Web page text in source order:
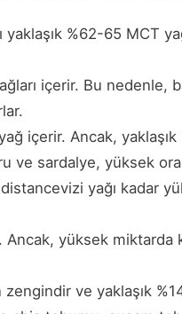
yaklaşık %62-65 MCT
içerir. Bu nedenle,
içerir. Ancak, yaklaşık
ve sardalye, yüksek
yağı kadar
Ancak, yüksek miktarda
zengindir ve yaklaşık